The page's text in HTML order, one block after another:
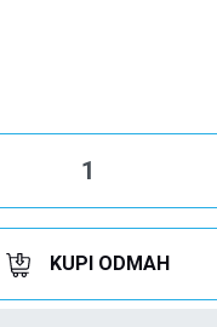
KUPI ODMAH